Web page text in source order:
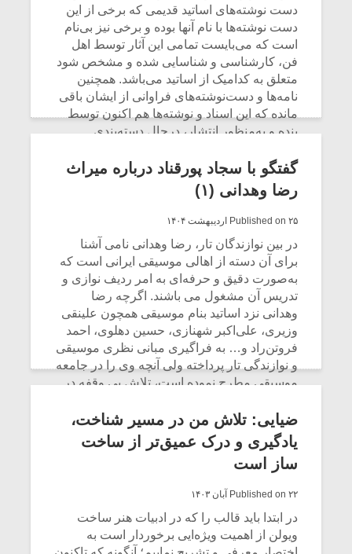
دست نوشته‌های اساتید قدیمی که برخی از این
دست نوشته‌ها با نام آنها بوده و برخی نیز بی‌نام
است که می‌بایست تمامی این آثار توسط اهل
فن، کارشناسی و شناسایی شده و مشخص شود
متعلق به کدامیک از اساتید می‌باشد. همچنین
نامه‌ها و دست‌نوشته‌های فراوانی از ایشان باقی
مانده که این اسناد و نوشته‌ها هم اکنون توسط
بنده و به‌منظور انتشار، درحال دسته‌بندی
CONTINUE READING
گفتگو با سجاد پورقناد درباره میراث
رضا وهدانی (۱)
Published on ۲۵ اردیبهشت ۱۴۰۴
در بین نوازندگان تار، رضا وهدانی نامی آشنا
برای آن دسته از اهالی موسیقی ایرانی است که
به‌صورت دقیق و حرفه‌ای به امر ردیف نوازی و
تدریس آن مشغول می باشند. اگرچه رضا
وهدانی نزد اساتید بنام موسیقی همچون علینقی
وزیری، علی‌اکبر شهنازی، حسین دهلوی، احمد
فروتن‌راد و… به فراگیری مبانی نظری موسیقی
و نوازندگی تار پرداخته ولی آنچه وی را در جامعه
موسیقی مطرح نموده است، تلاش بی وقفه در
موسیقی ایرانی در طول عمر پربار هنری ایشان
بوده است. به تازگی خانواده استاد رضا وهدانی
تصمیم گرفته‌اند آثاری که از ایشان به یادگار
مانده را به دست اهل هنر و موسیقی سپرده تا
در دسترس علاقمندان به موسیقی ایرانی قرار
گیرد. در این رابطه با سجاد پورقناد موسیقیدان،
مدرس دانشگاه و پژوهشگر موسیقی گفتگویی
ترتیب دادیم تا بیشتر از جزئیات این اقدام آگاه
ضیایی: تلاش من در مسیر شناخت،
یادگیری و درک عمیق‌تر از ساخت
ساز است
Published on ۲۲ آبان ۱۴۰۳
در ابتدا باید قالب را که در ادبیات هنر ساخت
ویولن از اهمیت ویژه‌ایی برخوردار است به
میکلوش روژا
یادداشتی بر موسیقی
متن فیلم «متری
اگر نمی توانی
مشهورترین باشی،
بدنام ترین باش